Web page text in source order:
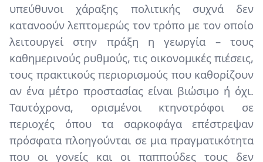
υπεύθυνοι χάραξης πολιτικής συχνά δεν
κατανοούν λεπτομερώς τον τρόπο με τον οποίο
λειτουργεί στην πράξη η γεωργία – τους
καθημερινούς ρυθμούς, τις οικονομικές πιέσεις,
τους πρακτικούς περιορισμούς που καθορίζουν
αν ένα μέτρο προστασίας είναι βιώσιμο ή όχι.
Ταυτόχρονα, ορισμένοι κτηνοτρόφοι σε
περιοχές όπου τα σαρκοφάγα επέστρεψαν
πρόσφατα πλοηγούνται σε μια πραγματικότητα
που οι γονείς και οι παππούδες τους δεν